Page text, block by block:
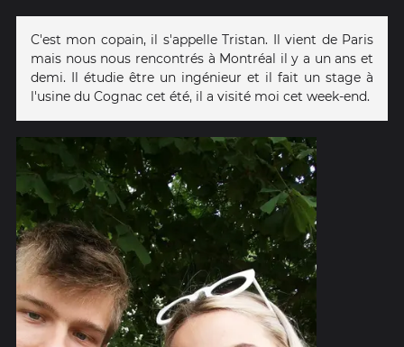
C'est mon copain, il s'appelle Tristan. Il vient de Paris
mais nous nous rencontrés à Montréal il y a un ans et
demi. Il étudie être un ingénieur et il fait un stage à
l'usine du Cognac cet été, il a visité moi cet week-end.